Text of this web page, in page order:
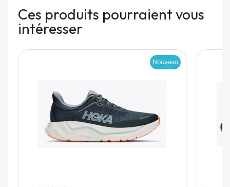
Ces produits pourraient vous
intéresser
Nouveau